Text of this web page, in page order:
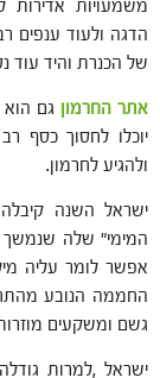
משמעויות אדירות
הדגה ולעוד ענפים
של הכנרת והיד עוד
אתר החרמון גם
יוכלו לחסוך כסף
ולהגיע לחרמון.
ישראל השנה
המימי" שלה שנמשך
אפשר לומר עליה
החממה הנובע
גשם ומשקעים
ישראל ,למרות